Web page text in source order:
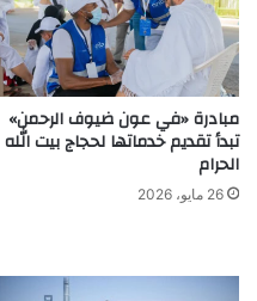
مبادرة «في عون ضيوف الرحمن»
تبدأ تقديم خدماتها لحجاج بيت الله
الحرام
26 مايو، 2026